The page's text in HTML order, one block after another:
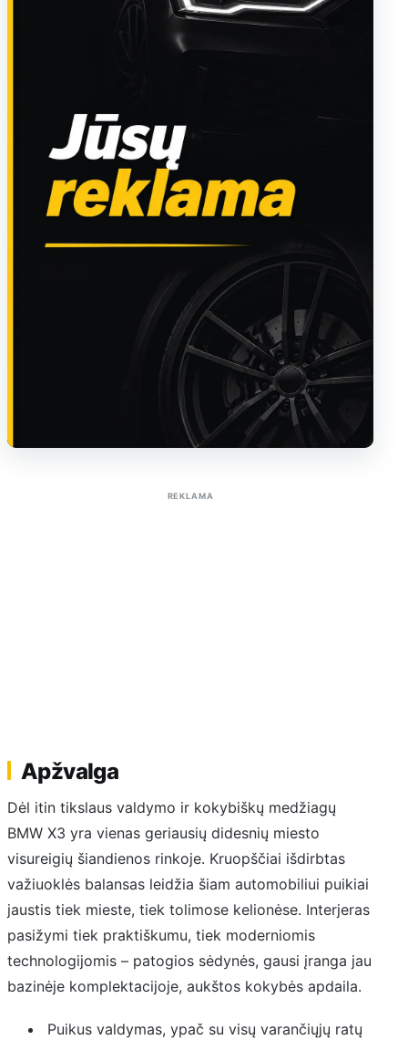
REKLAMA
Apžvalga
Dėl itin tikslaus valdymo ir kokybiškų medžiagų
BMW X3 yra vienas geriausių didesnių miesto
visureigių šiandienos rinkoje. Kruopščiai išdirbtas
važiuoklės balansas leidžia šiam automobiliui puikiai
jaustis tiek mieste, tiek tolimose kelionėse. Interjeras
pasižymi tiek praktiškumu, tiek moderniomis
technologijomis – patogios sėdynės, gausi įranga jau
bazinėje komplektacijoje, aukštos kokybės apdaila.
Puikus valdymas, ypač su visų varančiųjų ratų